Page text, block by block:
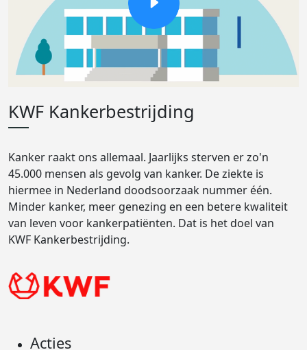
KWF Kankerbestrijding
Kanker raakt ons allemaal. Jaarlijks sterven er zo'n
45.000 mensen als gevolg van kanker. De ziekte is
hiermee in Nederland doodsoorzaak nummer één.
Minder kanker, meer genezing en een betere kwaliteit
van leven voor kankerpatiënten. Dat is het doel van
KWF Kankerbestrijding.
Acties